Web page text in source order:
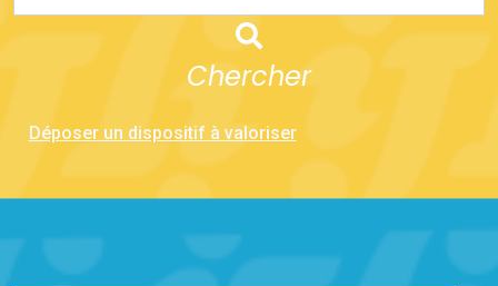
Chercher
Déposer un dispositif à valoriser